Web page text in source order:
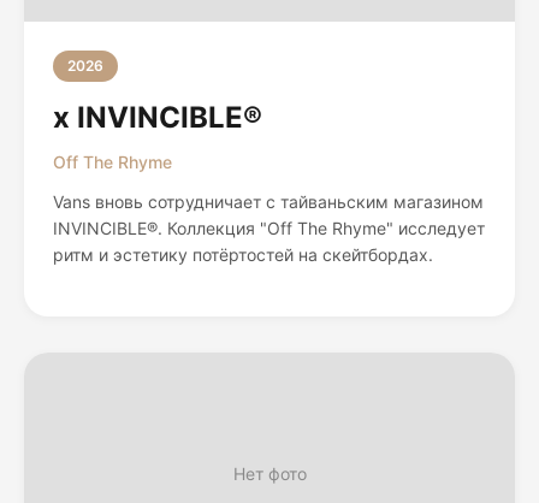
2026
x INVINCIBLE®
Off The Rhyme
Vans вновь сотрудничает с тайваньским магазином
INVINCIBLE®. Коллекция "Off The Rhyme" исследует
ритм и эстетику потёртостей на скейтбордах.
Нет фото